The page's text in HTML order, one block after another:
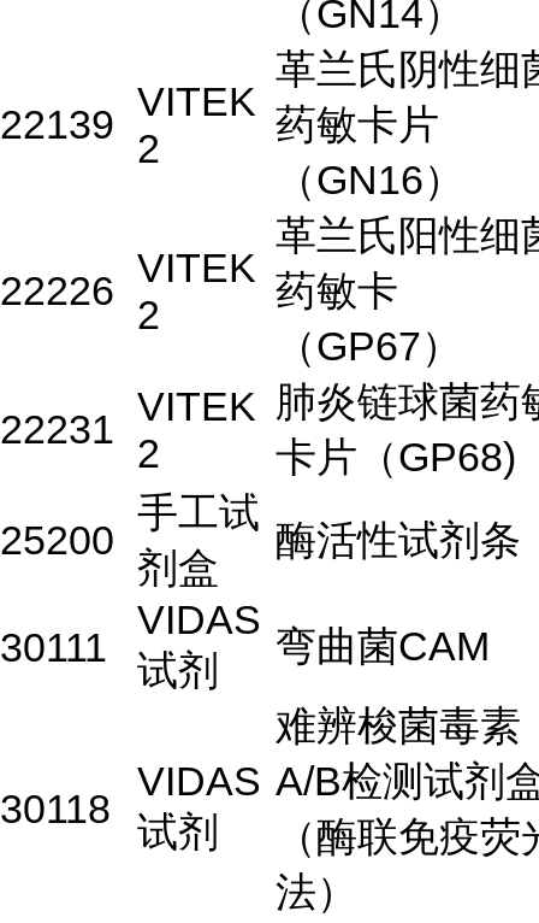
（GN14）
22139 VITEK
2
革兰氏阴性细
药敏卡片
（GN16）
22226 VITEK
2
革兰氏阳性细
药敏卡
（GP67）
22231 VITEK
2
肺炎链球菌药
卡片（GP68)
25200
手工试
剂盒
酶活性试剂条
30111
VIDAS
试剂
弯曲菌CAM
30118
VIDAS
试剂
难辨梭菌毒素
A/B检测试剂
（酶联免疫荧
法）